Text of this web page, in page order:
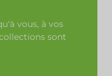
vous, à vos
sont